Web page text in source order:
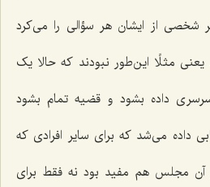
شخصی از ایشان هر سؤالی را می‌کرد
مثلًا این‌طور نبودند که حالا یک
داده بشود و قضیه تمام بشود
داده می‌شد که برای سایر افرادی که
مجلس هم مفید بود نه فقط برای